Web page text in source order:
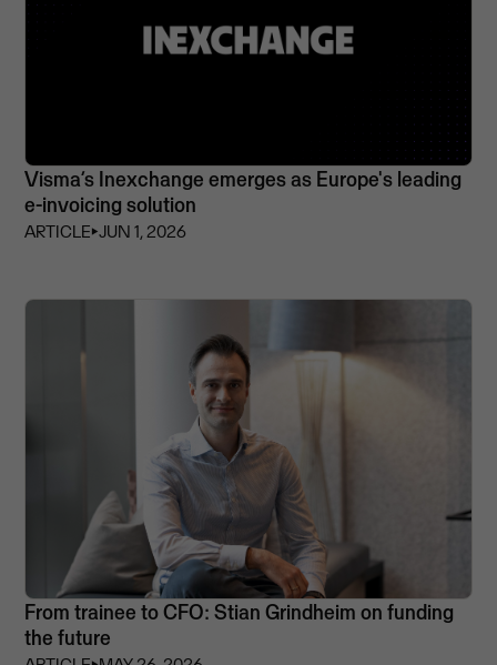
Visma’s Inexchange emerges as Europe's leading
e-invoicing solution
ARTICLE⏵JUN 1, 2026
From trainee to CFO: Stian Grindheim on funding
the future